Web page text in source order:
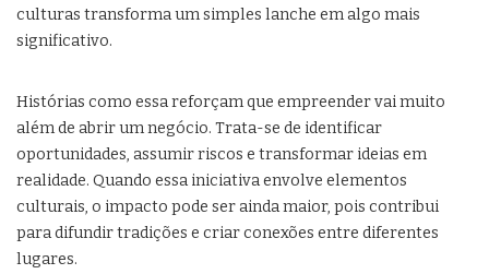
culturas transforma um simples lanche em algo mais
significativo.
Histórias como essa reforçam que empreender vai muito
além de abrir um negócio. Trata-se de identificar
oportunidades, assumir riscos e transformar ideias em
realidade. Quando essa iniciativa envolve elementos
culturais, o impacto pode ser ainda maior, pois contribui
para difundir tradições e criar conexões entre diferentes
lugares.